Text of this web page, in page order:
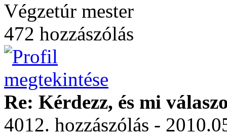
Végzetúr mester
472 hozzászólás
Re: Kérdezz, és mi
4012. hozzászólás -